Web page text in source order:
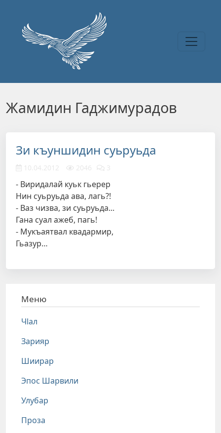
Жамидин Гаджимурадов
Зи къуншидин суьруьда
10.04.2012 2046 3
- Виридалай куьк гьерер
Нин суьруьда ава, лагь?!
- Ваз чизва, зи суьруьда...
Гана суал ажеб, пагь!
- Мукъаятвал квадармир,
Гьазур…
Меню
Чlал
Зарияр
Шиирар
Эпос Шарвили
Улубар
Проза